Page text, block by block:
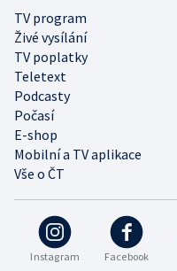
Instagram Facebook
TV program
Živé vysílání
TV poplatky
Teletext
Podcasty
Počasí
E-shop
Mobilní a TV aplikace
Vše o ČT